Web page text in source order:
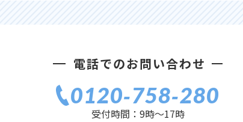
電話でのお問い合わせ
0120‐758‐280
受付時間：9時〜17時